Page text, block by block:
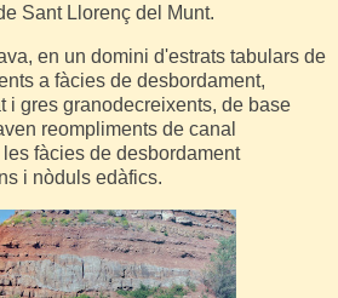
Sant Llorenç del Munt.
en un domini d'estrats tabulars de
a fàcies de desbordament,
i gres granodecreixents, de base
reompliments de canal
fàcies de desbordament
i nòduls edàfics.